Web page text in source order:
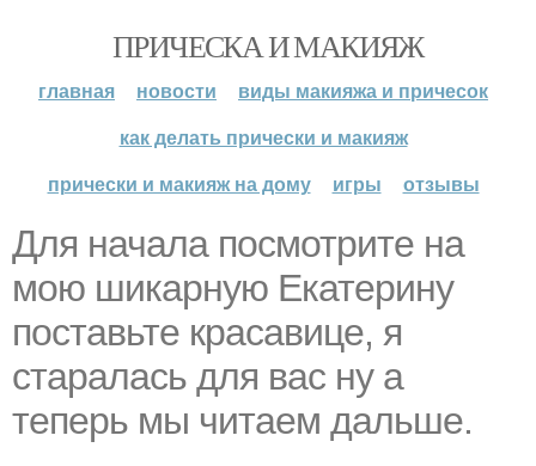
ПРИЧЕСКА И МАКИЯЖ
главная новости
виды макияжа и причесок
как делать прически и макияж
прически и макияж на дому
игры отзывы
Для начала посмотрите на
мою шикарную Екатерину
поставьте красавице, я
старалась для вас ну а
теперь мы читаем дальше.